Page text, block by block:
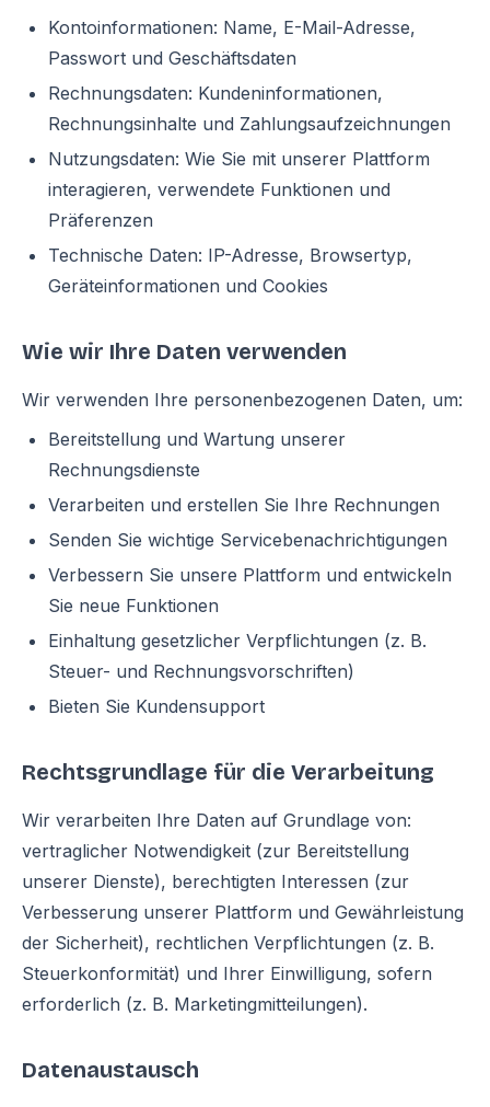
Kontoinformationen: Name, E-Mail-Adresse,
Passwort und Geschäftsdaten
Rechnungsdaten: Kundeninformationen,
Rechnungsinhalte und Zahlungsaufzeichnungen
Nutzungsdaten: Wie Sie mit unserer Plattform
interagieren, verwendete Funktionen und
Präferenzen
Technische Daten: IP-Adresse, Browsertyp,
Geräteinformationen und Cookies
Wie wir Ihre Daten verwenden
Wir verwenden Ihre personenbezogenen Daten, um:
Bereitstellung und Wartung unserer
Rechnungsdienste
Verarbeiten und erstellen Sie Ihre Rechnungen
Senden Sie wichtige Servicebenachrichtigungen
Verbessern Sie unsere Plattform und entwickeln
Sie neue Funktionen
Einhaltung gesetzlicher Verpflichtungen (z. B.
Steuer- und Rechnungsvorschriften)
Bieten Sie Kundensupport
Rechtsgrundlage für die Verarbeitung
Wir verarbeiten Ihre Daten auf Grundlage von:
vertraglicher Notwendigkeit (zur Bereitstellung
unserer Dienste), berechtigten Interessen (zur
Verbesserung unserer Plattform und Gewährleistung
der Sicherheit), rechtlichen Verpflichtungen (z. B.
Steuerkonformität) und Ihrer Einwilligung, sofern
erforderlich (z. B. Marketingmitteilungen).
Datenaustausch